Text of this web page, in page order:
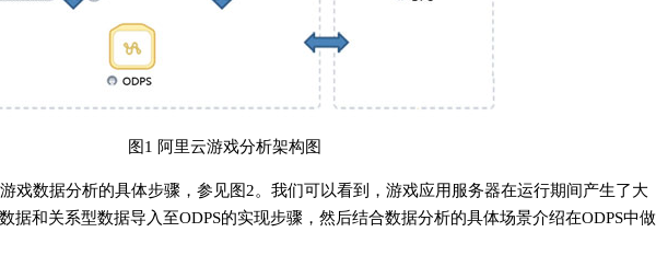
图1 阿里云游戏分析架构图
戏数据分析的具体步骤，参见图2。我们可以看到，游戏应用服务器在运行期间产生了大
据和关系型数据导入至ODPS的实现步骤，然后结合数据分析的具体场景介绍在ODPS中做